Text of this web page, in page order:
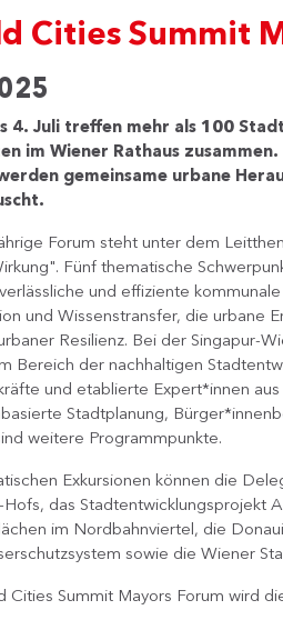
Cities Summit
4. Juli treffen mehr als 100
im Wiener Rathaus
gemeinsame urbane
Forum steht unter dem
Fünf thematische
und effiziente
und Wissenstransfer, die urbane
Resilienz. Bei der Singapur-
Bereich der nachhaltigen
und etablierte Expert*innen
Stadtplanung,
weitere Programmpunkte.
Exkursionen können die
Hofs, das Stadtentwicklungsprojekt
im Nordbahnviertel, die
sowie die Wiener
Cities Summit Mayors Forum wird